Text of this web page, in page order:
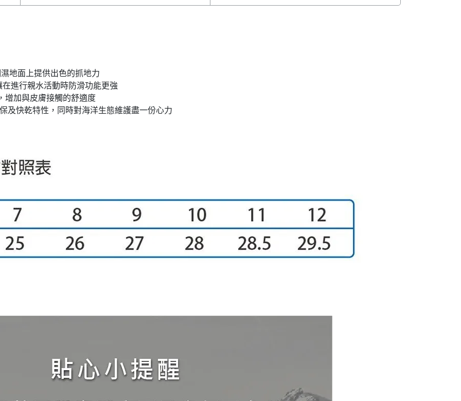
地面上提供出色的抓地力
進行親水活動時防滑功能更強
增加與皮膚接觸的舒適度
及快乾特性，同時對海洋生態維護盡一份心力